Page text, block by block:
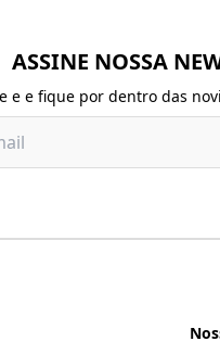
ASSINE NOSSA
e e fique por dentro das